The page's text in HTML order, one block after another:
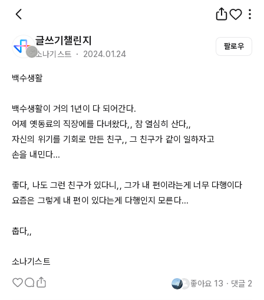
글쓰기챌린지
소나기스트 ・ 2024.01.24
팔로우
백수생활
백수생활이 거의 1년이 다 되어간다.
어제 옛동료의 직장에를 다녀왔다,, 참 열심히 산다,,
자신의 위기를 기회로 만든 친구,, 그 친구가 같이 일하자고
손을 내민다...
좋다, 나도 그런 친구가 있다니,, 그가 내 편이라는게 너무 다행이다
요즘은 그렇게 내 편이 있다는게 다행인지 모른다...
춥다,,
소나기스트
좋아요 13 ・ 댓글 2